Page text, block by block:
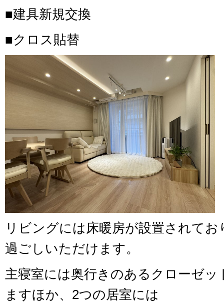
■建具新規交換
■クロス貼替
リビングには床暖房が設置されて
過ごしいただけます。
主寝室には奥行きのあるクローゼ
ますほか、2つの居室には